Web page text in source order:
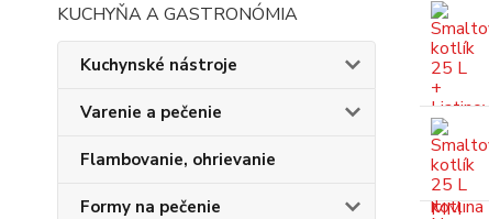
KUCHYŇA A GASTRONÓMIA
Kuchynské nástroje
Varenie a pečenie
Flambovanie, ohrievanie
Formy na pečenie